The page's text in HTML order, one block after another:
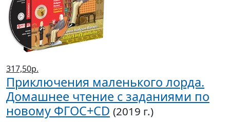
317,50р.
Приключения маленького лорда.
Домашнее чтение с заданиями по
новому ФГОС+CD (2019 г.)